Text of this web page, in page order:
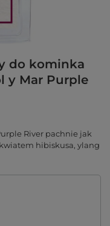
do kominka
y Mar Purple
River pachnie jak
hibiskusa, ylang